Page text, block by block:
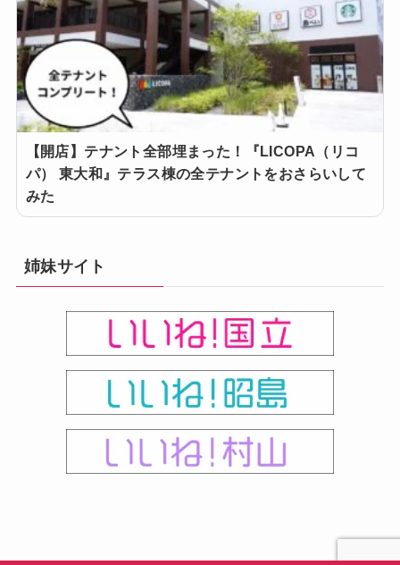
【開店】テナント全部埋まった！『LICOPA（リコ
パ） 東大和』テラス棟の全テナントをおさらいして
みた
姉妹サイト